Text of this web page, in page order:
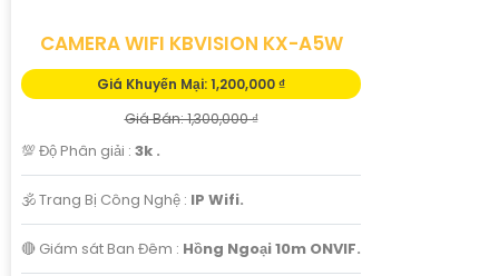
CAMERA WIFI KBVISION KX-A5W
Giá Khuyến Mại: 1,200,000 ₫
Giá Bán: 1,300,000 ₫
💯 Độ Phân giải : 3k .
🕉️ Trang Bị Công Nghệ : IP Wifi.
🔴 Giám sát Ban Đêm : Hồng Ngoại 10m ONVIF.